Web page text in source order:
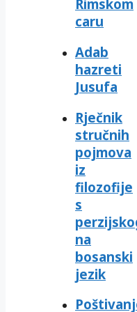
Rimskom
caru
Adab
hazreti
Jusufa
Rječnik
stručnih
pojmova
iz
filozofije
s
na
bosanski
jezik